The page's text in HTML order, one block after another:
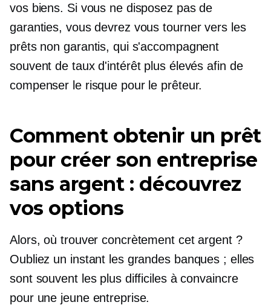
vos biens. Si vous ne disposez pas de
garanties, vous devrez vous tourner vers les
prêts non garantis, qui s'accompagnent
souvent de taux d'intérêt plus élevés afin de
compenser le risque pour le prêteur.
Comment obtenir un prêt
pour créer son entreprise
sans argent : découvrez
vos options
Alors, où trouver concrètement cet argent ?
Oubliez un instant les grandes banques ; elles
sont souvent les plus difficiles à convaincre
pour une jeune entreprise.